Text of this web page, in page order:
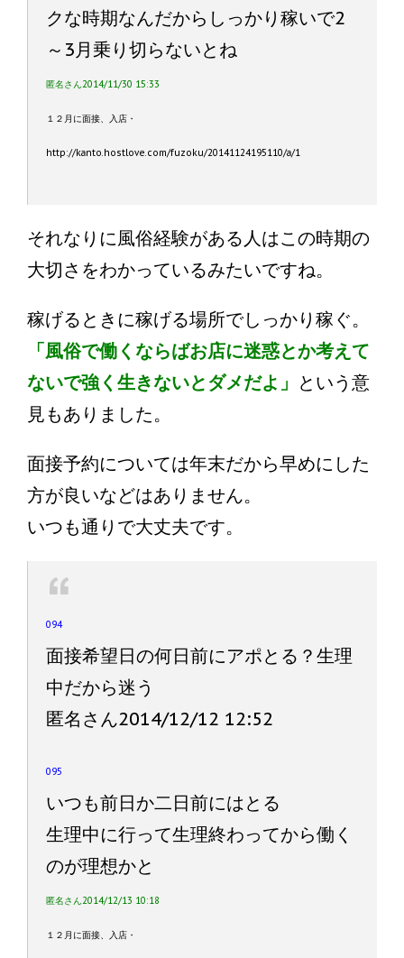
クな時期なんだからしっかり稼いで2
～3月乗り切らないとね
匿名さん2014/11/30 15:33
１２月に面接、入店・
http://kanto.hostlove.com/fuzoku/20141124195110/a/1
それなりに風俗経験がある人はこの時期の
大切さをわかっているみたいですね。
稼げるときに稼げる場所でしっかり稼ぐ。
「風俗で働くならばお店に迷惑とか考えて
ないで強く生きないとダメだよ」 という意
見もありました。
面接予約については年末だから早めにした
方が良いなどはありません。
いつも通りで大丈夫です。
094
面接希望日の何日前にアポとる？生理
中だから迷う
匿名さん2014/12/12 12:52
095
いつも前日か二日前にはとる
生理中に行って生理終わってから働く
のが理想かと
匿名さん2014/12/13 10:18
１２月に面接、入店・